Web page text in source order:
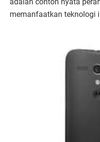
adalah contoh nyata
memanfaatkan teknologi